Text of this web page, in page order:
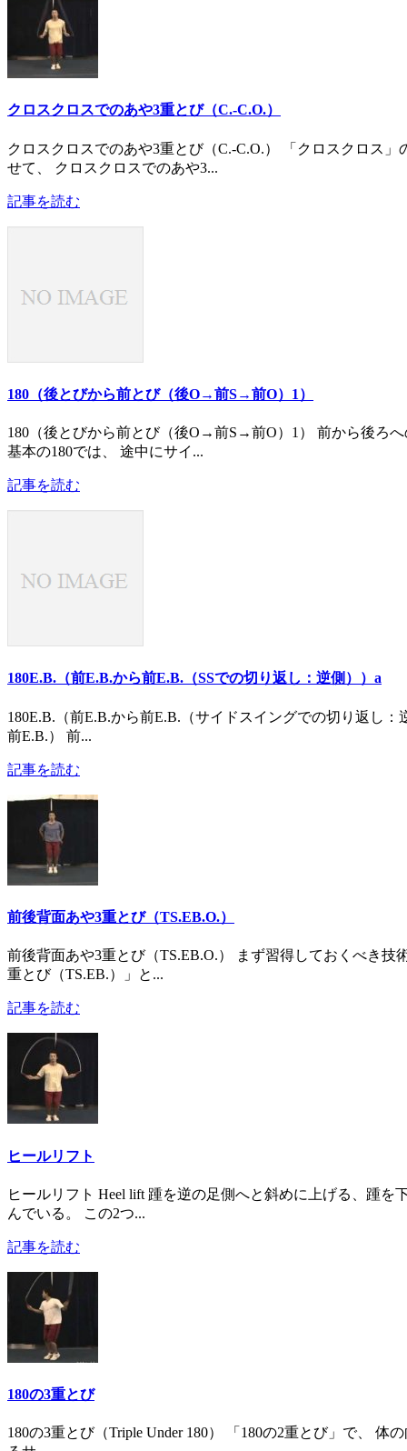
クロスクロスでのあや3重とび（C.-C.O.）
クロスクロスでのあや3重とび（C.-C.O.） 「クロスクロス
せて、 クロスクロスでのあや3...
記事を読む
180（後とびから前とび（後O→前S→前O）1）
180（後とびから前とび（後O→前S→前O）1） 前から後ろ
基本の180では、 途中にサイ...
記事を読む
180E.B.（前E.B.から前E.B.（SSでの切り返し：逆側））a
180E.B.（前E.B.から前E.B.（サイドスイングでの切り返し
前E.B.） 前...
記事を読む
前後背面あや3重とび（TS.EB.O.）
前後背面あや3重とび（TS.EB.O.） まず習得しておくべき技
重とび（TS.EB.）」と...
記事を読む
ヒールリフト
ヒールリフト Heel lift 踵を逆の足側へと斜めに上げる、踵を
んでいる。 この2つ...
記事を読む
180の3重とび
180の3重とび（Triple Under 180） 「180の2重とび」で、 体